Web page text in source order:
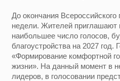
До окончания
недели. Жителей приглашают
наибольшее число голосов,
благоустройства на 2027
«Формирование комфортной
жизни». На данный момент в
лидеров, в голосовании